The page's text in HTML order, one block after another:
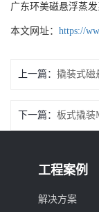
广东环美磁悬浮蒸
本文网址： https://
上一篇： 撬装式磁
下一篇： 板式撬装
工程案例
解决方案